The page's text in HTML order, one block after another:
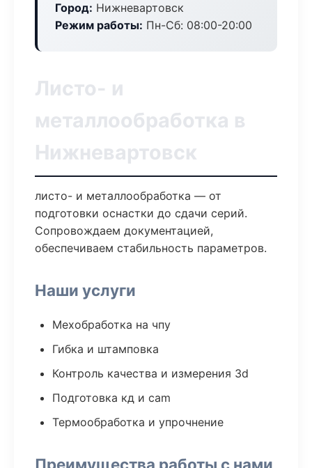
Город: Нижневартовск
Режим работы: Пн-Сб: 08:00-20:00
Листо- и
металлообработка в
Нижневартовск
листо- и металлообработка — от
подготовки оснастки до сдачи серий.
Сопровождаем документацией,
обеспечиваем стабильность параметров.
Наши услуги
Мехобработка на чпу
Гибка и штамповка
Контроль качества и измерения 3d
Подготовка кд и cam
Термообработка и упрочнение
Преимущества работы с нами